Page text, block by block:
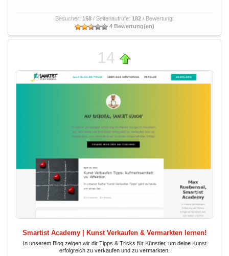
Besucher: 158 / Seitenaufrufe: 182 / Bewertung:
4 Bewertung(en)
14
Smartist Academy | Kunst Verkaufen & Vermarkten lernen!
In unserem Blog zeigen wir dir Tipps & Tricks für Künstler, um deine Kunst
erfolgreich zu verkaufen und zu vermarkten.